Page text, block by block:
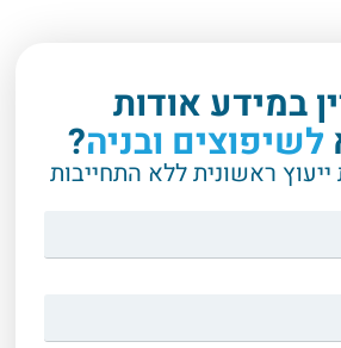
במידע אודות
לשיפוצים ובניה?
ראשונית ללא התחייבות